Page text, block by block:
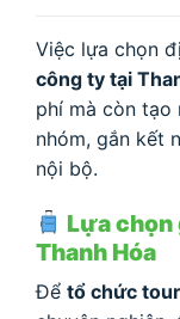
Việc lựa chọn
công ty tại
phí mà còn tạo
nhóm, gắn kết
nội bộ.
Lựa
Thanh Hóa
Để tổ chức